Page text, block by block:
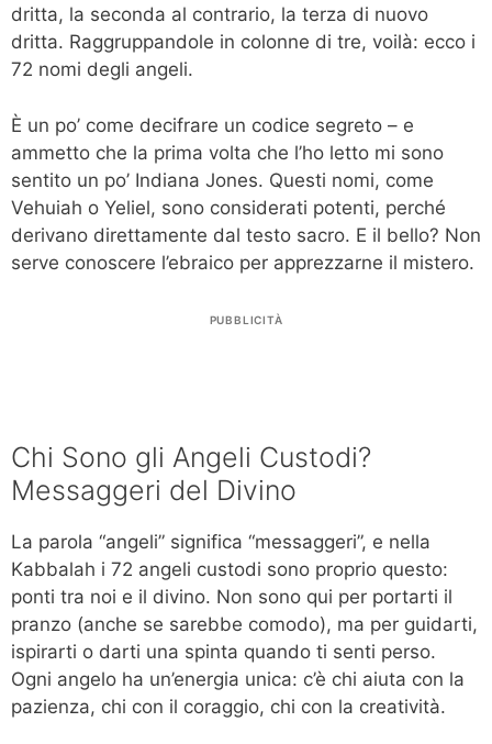
dritta, la seconda al contrario, la terza di nuovo
dritta. Raggruppandole in colonne di tre, voilà: ecco i
72 nomi degli angeli.
È un po’ come decifrare un codice segreto – e
ammetto che la prima volta che l’ho letto mi sono
sentito un po’ Indiana Jones. Questi nomi, come
Vehuiah o Yeliel, sono considerati potenti, perché
derivano direttamente dal testo sacro. E il bello? Non
serve conoscere l’ebraico per apprezzarne il mistero.
PUBBLICITÀ
Chi Sono gli Angeli Custodi?
Messaggeri del Divino
La parola “angeli” significa “messaggeri”, e nella
Kabbalah i 72 angeli custodi sono proprio questo:
ponti tra noi e il divino. Non sono qui per portarti il
pranzo (anche se sarebbe comodo), ma per guidarti,
ispirarti o darti una spinta quando ti senti perso.
Ogni angelo ha un’energia unica: c’è chi aiuta con la
pazienza, chi con il coraggio, chi con la creatività.